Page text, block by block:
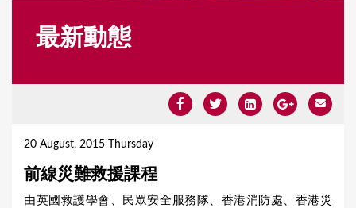
最新動態
20 August, 2015 Thursday
前線災難救援課程
由英國救護學會、民眾安全服務隊、香港消防處、香港災